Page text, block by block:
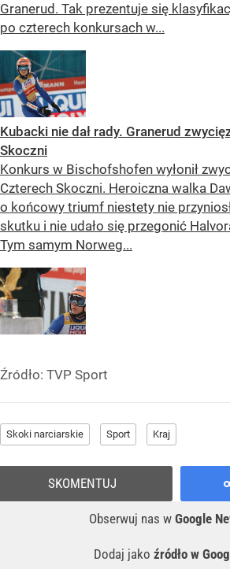
Granerud. Tak prezentuje się
po czterech konkursach w...
Kubacki nie dał rady. Granerud
Skoczni
Konkurs w Bischofshofen wyłonił
Czterech Skoczni. Heroiczna walka
o końcowy triumf niestety nie
skutku i nie udało się przegonić
Tym samym Norweg...
Źródło: TVP Sport
Skoki narciarskie Sport Kraj
Obserwuj nas w Google
Dodaj jako źródło w
SKOMENTUJ